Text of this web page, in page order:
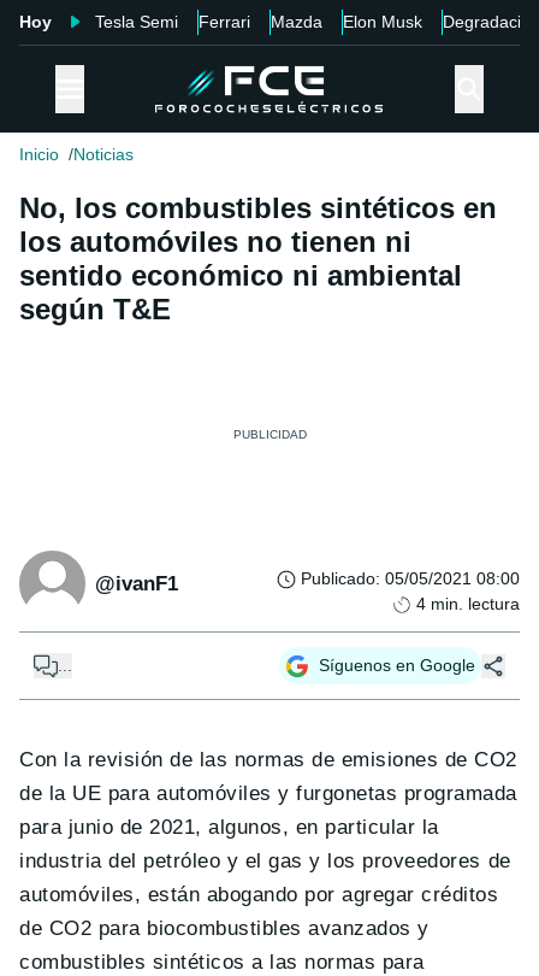
Hoy Tesla Semi Ferrari Mazda Elon Musk Degradación
Inicio Noticias
No, los combustibles sintéticos en
los automóviles no tienen ni
sentido económico ni ambiental
según T&E
@ivanF1 Publicado: 05/05/2021 08:00
4 min. lectura
... Síguenos en Google
Con la revisión de las normas de emisiones de CO2
de la UE para automóviles y furgonetas programada
para junio de 2021, algunos, en particular la
industria del petróleo y el gas y los proveedores de
automóviles, están abogando por agregar créditos
de CO2 para biocombustibles avanzados y
combustibles sintéticos a las normas para